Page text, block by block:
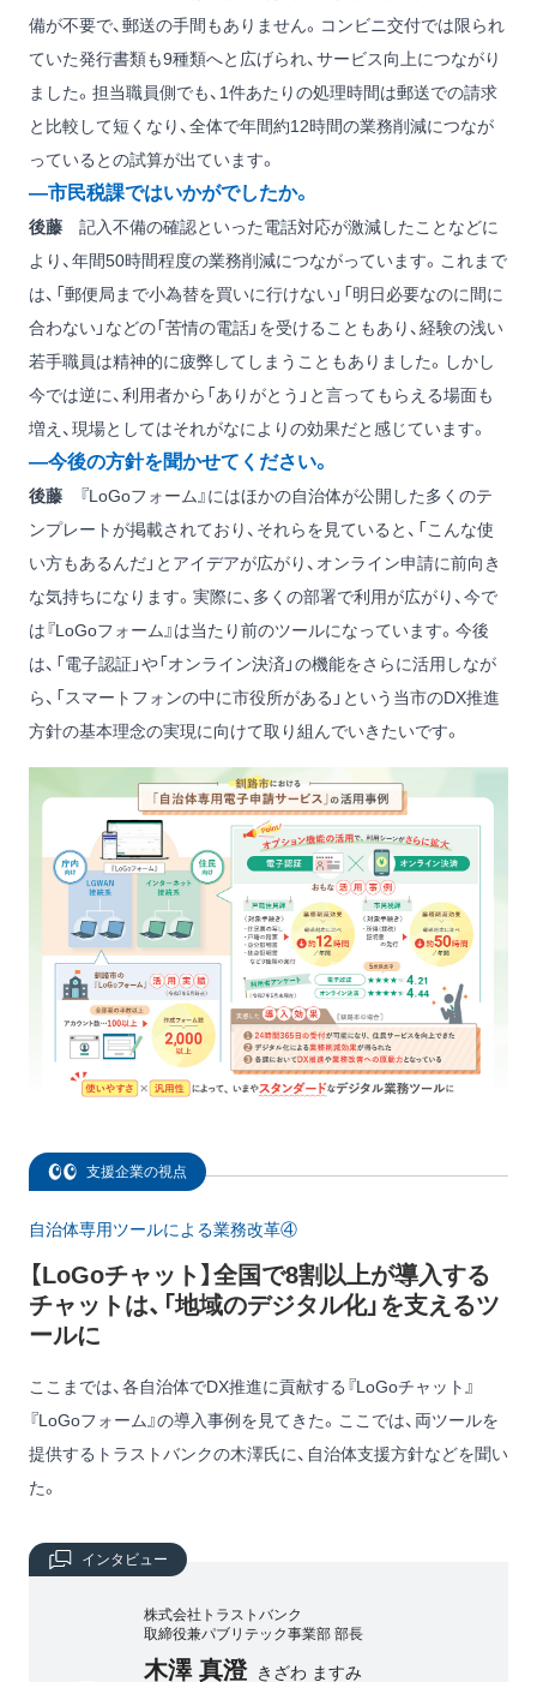
備が不要で、郵送の手間もありません。コンビニ交付では限られ
ていた発行書類も9種類へと広げられ、サービス向上につながり
ました。担当職員側でも、1件あたりの処理時間は郵送での請求
と比較して短くなり、全体で年間約12時間の業務削減につなが
っているとの試算が出ています。
―市民税課ではいかがでしたか。
後藤 記入不備の確認といった電話対応が激減したことなどに
より、年間50時間程度の業務削減につながっています。これまで
は、「郵便局まで小為替を買いに行けない」「明日必要なのに間に
合わない」などの「苦情の電話」を受けることもあり、経験の浅い
若手職員は精神的に疲弊してしまうこともありました。しかし
今では逆に、利用者から「ありがとう」と言ってもらえる場面も
増え、現場としてはそれがなによりの効果だと感じています。
―今後の方針を聞かせてください。
後藤 『LoGoフォーム』にはほかの自治体が公開した多くのテ
ンプレートが掲載されており、それらを見ていると、「こんな使
い方もあるんだ」とアイデアが広がり、オンライン申請に前向き
な気持ちになります。実際に、多くの部署で利用が広がり、今で
は『LoGoフォーム』は当たり前のツールになっています。今後
は、「電子認証」や「オンライン決済」の機能をさらに活用しなが
ら、「スマートフォンの中に市役所がある」という当市のDX推進
方針の基本理念の実現に向けて取り組んでいきたいです。
支援企業の視点
自治体専用ツールによる業務改革④
【LoGoチャット】全国で8割以上が導入する
チャットは、「地域のデジタル化」を支えるツ
ールに
ここまでは、各自治体でDX推進に貢献する『LoGoチャット』
『LoGoフォーム』の導入事例を見てきた。ここでは、両ツールを
提供するトラストバンクの木澤氏に、自治体支援方針などを聞い
た。
インタビュー
株式会社トラストバンク
取締役兼パブリテック事業部 部長
木澤 真澄 きざわ ますみ